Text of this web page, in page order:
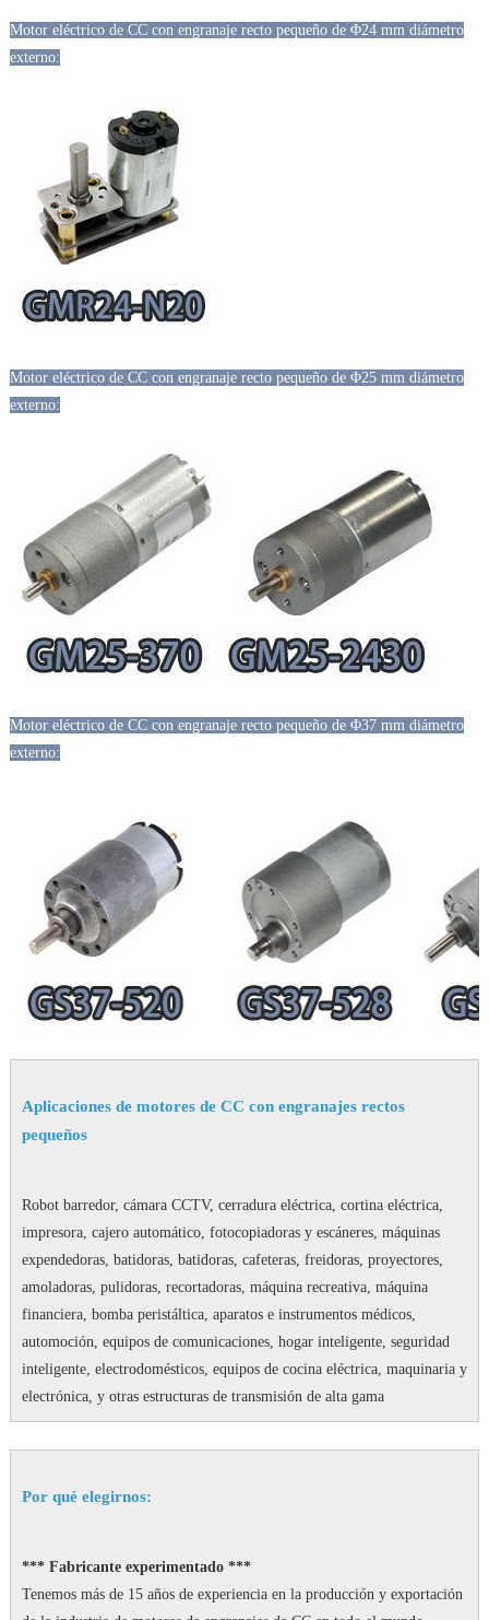
Motor eléctrico de CC con engranaje recto pequeño de Φ24 mm diámetro
externo:
Motor eléctrico de CC con engranaje recto pequeño de Φ25 mm diámetro
externo:
Motor eléctrico de CC con engranaje recto pequeño de Φ37 mm diámetro
externo:
Aplicaciones de motores de CC con engranajes rectos
pequeños
Robot barredor, cámara CCTV, cerradura eléctrica, cortina eléctrica,
impresora, cajero automático, fotocopiadoras y escáneres, máquinas
expendedoras, batidoras, batidoras, cafeteras, freidoras, proyectores,
amoladoras, pulidoras, recortadoras, máquina recreativa, máquina
financiera, bomba peristáltica, aparatos e instrumentos médicos,
automoción, equipos de comunicaciones, hogar inteligente, seguridad
inteligente, electrodomésticos, equipos de cocina eléctrica, maquinaria y
electrónica, y otras estructuras de transmisión de alta gama
Por qué elegirnos:
*** Fabricante experimentado ***
Tenemos más de 15 años de experiencia en la producción y exportación